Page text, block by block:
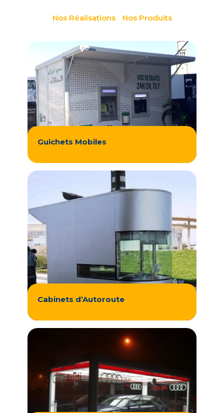
Nos Réalisations Nos Produits
Guichets Mobiles
Cabinets d’Autoroute